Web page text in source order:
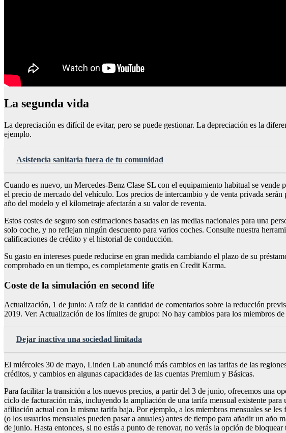
La segunda vida
La depreciación es difícil de evitar, pero se puede gestionar. La depreciación es la
ejemplo.
Asistencia sanitaria fuera de tu comunidad
Cuando es nuevo, un Mercedes-Benz Clase SL con el equipamiento habitual se
el precio de mercado del vehículo. Los precios de intercambio y de venta privada
año del modelo y el kilometraje afectarán a su valor de reventa.
Estos costes de seguro son estimaciones basadas en las medias nacionales para una
solo coche, y no reflejan ningún descuento para varios coches. Consulte nuestra
calificaciones de crédito y el historial de conducción.
Su gasto en intereses puede reducirse en gran medida cambiando el plazo de su
comprobado en un tiempo, es completamente gratis en Credit Karma.
Coste de la simulación en second life
Actualización, 1 de junio: A raíz de la cantidad de comentarios sobre la reducción
2019. Ver: Actualización de los límites de grupo: No hay cambios para los miembros
Dejar inactiva una sociedad limitada
El miércoles 30 de mayo, Linden Lab anunció más cambios en las tarifas de las
créditos, y cambios en algunas capacidades de las cuentas Premium y Básicas.
Para facilitar la transición a los nuevos precios, a partir del 3 de junio, ofrecemos una
ciclo de facturación más, incluyendo la ampliación de una tarifa mensual existente
afiliación actual con la misma tarifa baja. Por ejemplo, a los miembros mensuales se
(o los usuarios mensuales pueden pasar a anuales) antes de tiempo para añadir un
de junio. Hasta entonces, si no estás a punto de renovar, no verás la opción de